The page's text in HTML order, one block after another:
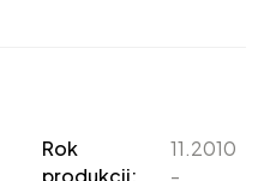
Rok
produkcji:
11.2010
-